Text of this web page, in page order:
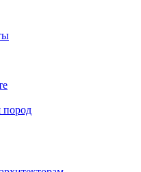
пород